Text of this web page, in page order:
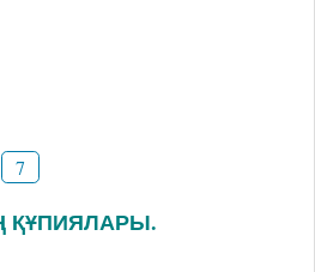
7
ҚҰПИЯЛАРЫ.